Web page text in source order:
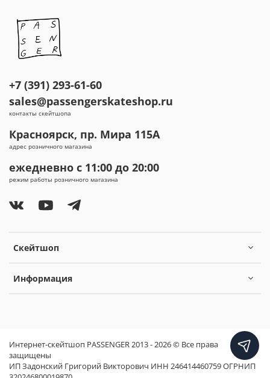
Скейтшоп
Информация
+7 (391) 293-61-60
sales@passengerskateshop.ru
контакты скейтшопа
Красноярск, пр. Мира 115А
адрес розничного магазина
ежедневно с 11:00 до 20:00
режим работы розничного магазина
Интернет-скейтшоп PASSENGER 2013 - 2026 © Все права
защищены
ИП Задонский Григорий Викторович ИНН 246414460759 ОГРНИП